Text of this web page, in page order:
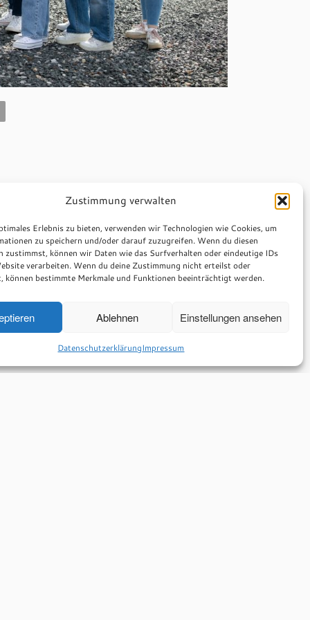
Zustimmung verwalten
Erlebnis zu bieten, verwenden wir Technologien wie Cookies, um
zu speichern und/oder darauf zuzugreifen. Wenn du diesen
zustimmst, können wir Daten wie das Surfverhalten oder eindeutige IDs
verarbeiten. Wenn du deine Zustimmung nicht erteilst oder
können bestimmte Merkmale und Funktionen beeinträchtigt werden.
Ablehnen Einstellungen ansehen
DatenschutzerklärungImpressum